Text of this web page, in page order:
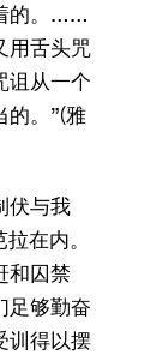
的。……
用舌头咒
诅从一个
的。”(雅
伏与我
在内。
和囚禁
足够勤奋
训得以摆